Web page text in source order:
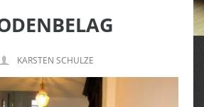
KARSTEN SCHULZE